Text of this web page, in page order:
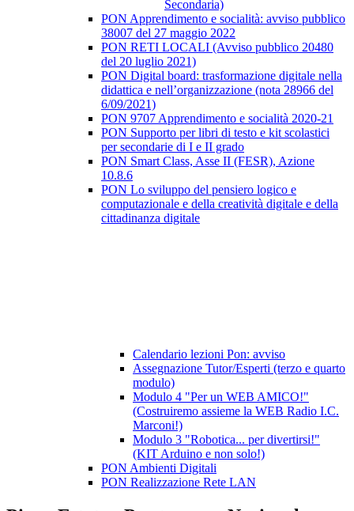
Secondaria)
PON Apprendimento e socialità: avviso pubblico
38007 del 27 maggio 2022
PON RETI LOCALI (Avviso pubblico 20480
del 20 luglio 2021)
PON Digital board: trasformazione digitale nella
didattica e nell’organizzazione (nota 28966 del
6/09/2021)
PON 9707 Apprendimento e socialità 2020-21
PON Supporto per libri di testo e kit scolastici
per secondarie di I e II grado
PON Smart Class, Asse II (FESR), Azione
10.8.6
PON Lo sviluppo del pensiero logico e
computazionale e della creatività digitale e della
cittadinanza digitale
Calendario lezioni Pon: avviso
Assegnazione Tutor/Esperti (terzo e quarto
modulo)
Modulo 4 "Per un WEB AMICO!"
(Costruiremo assieme la WEB Radio I.C.
Marconi!)
Modulo 3 "Robotica... per divertirsi!"
(KIT Arduino e non solo!)
PON Ambienti Digitali
PON Realizzazione Rete LAN